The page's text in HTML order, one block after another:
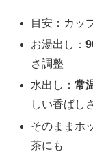
目安：カッ
お湯出し：
さ調整
水出し：常
しい香ばし
そのままホ
茶にも